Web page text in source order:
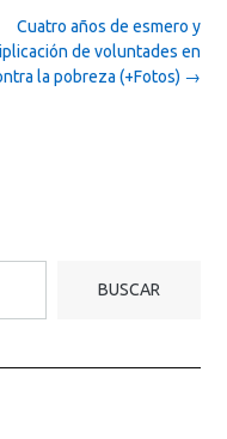
Cuatro años de esmero y
de voluntades en
la pobreza (+Fotos) →
BUSCAR